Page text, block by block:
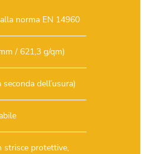
alla norma EN 14960
/ 621,3 g/qm)
dell’usura)
strisce protettive,